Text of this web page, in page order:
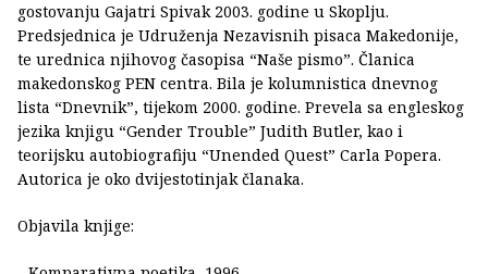
gostovanju Gajatri Spivak 2003. godine u Skoplju.
Predsjednica je Udruženja Nezavisnih pisaca Makedonije,
te urednica njihovog časopisa “Naše pismo”. Članica
makedonskog PEN centra. Bila je kolumnistica dnevnog
lista “Dnevnik”, tijekom 2000. godine. Prevela sa engleskog
jezika knjigu “Gender Trouble” Judith Butler, kao i
teorijsku autobiografiju “Unended Quest” Carla Popera.
Autorica je oko dvijestotinjak članaka.
Objavila knjige: